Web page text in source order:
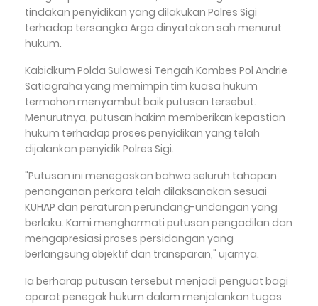
tindakan penyidikan yang dilakukan Polres Sigi
terhadap tersangka Arga dinyatakan sah menurut
hukum.
Kabidkum Polda Sulawesi Tengah Kombes Pol Andrie
Satiagraha yang memimpin tim kuasa hukum
termohon menyambut baik putusan tersebut.
Menurutnya, putusan hakim memberikan kepastian
hukum terhadap proses penyidikan yang telah
dijalankan penyidik Polres Sigi.
"Putusan ini menegaskan bahwa seluruh tahapan
penanganan perkara telah dilaksanakan sesuai
KUHAP dan peraturan perundang-undangan yang
berlaku. Kami menghormati putusan pengadilan dan
mengapresiasi proses persidangan yang
berlangsung objektif dan transparan," ujarnya.
Ia berharap putusan tersebut menjadi penguat bagi
aparat penegak hukum dalam menjalankan tugas